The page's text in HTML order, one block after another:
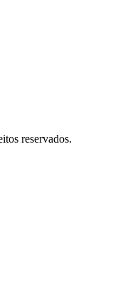
reservados.